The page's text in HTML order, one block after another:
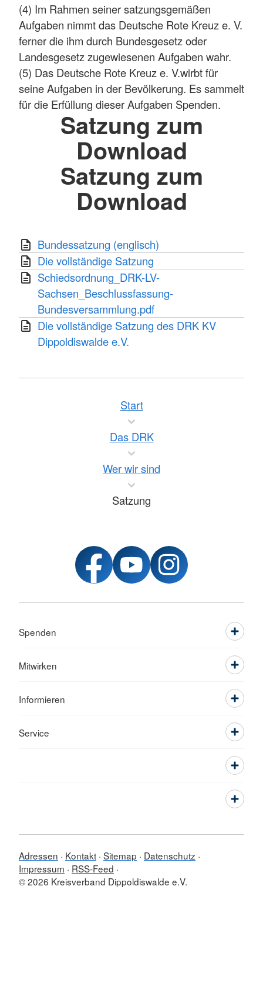
(4) Im Rahmen seiner satzungsgemäßen
Aufgaben nimmt das Deutsche Rote Kreuz e. V.
ferner die ihm durch Bundesgesetz oder
Landesgesetz zugewiesenen Aufgaben wahr.
(5) Das Deutsche Rote Kreuz e. V.wirbt für
seine Aufgaben in der Bevölkerung. Es sammelt
für die Erfüllung dieser Aufgaben Spenden.
Satzung zum
Download
Satzung zum
Download
Bundessatzung (englisch)
Die vollständige Satzung
Schiedsordnung_DRK-LV-
Sachsen_Beschlussfassung-
Bundesversammlung.pdf
Die vollständige Satzung des DRK KV
Dippoldiswalde e.V.
Start
Das DRK
Wer wir sind
Satzung
Spenden
Mitwirken
Informieren
Service
Adressen Kontakt Sitemap
Datenschutz
Impressum
RSS-Feed
© 2026 Kreisverband Dippoldiswalde e.V.